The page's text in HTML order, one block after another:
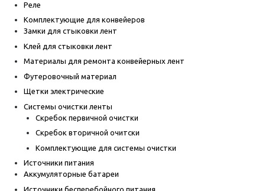
Реле
Комплектующие для конвейеров
Замки для стыковки лент
Клей для стыковки лент
Материалы для ремонта конвейерных лент
Футеровочный материал
Щетки электрические
Системы очистки ленты
Скребок первичной очистки
Скребок вторичной очитски
Комплектующие для системы очистки
Источники питания
Аккумуляторные батареи
Источники бесперебойного питания